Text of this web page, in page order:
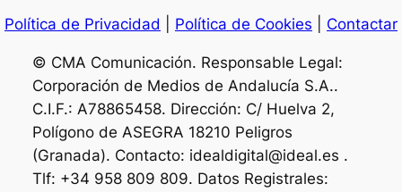
Política de Privacidad Política de Cookies Contactar
© CMA Comunicación. Responsable Legal:
Corporación de Medios de Andalucía S.A..
C.I.F.: A78865458. Dirección: C/ Huelva 2,
Polígono de ASEGRA 18210 Peligros
(Granada). Contacto: idealdigital@ideal.es .
Tlf: +34 958 809 809. Datos Registrales: